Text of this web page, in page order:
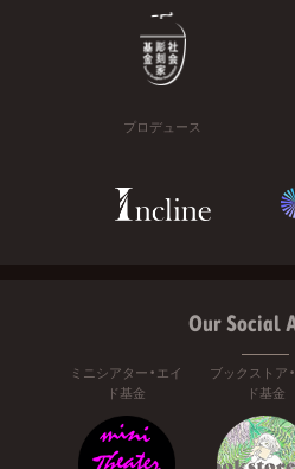
プロデュース
Our Social
ミニシアター・エイ
ド基金
ブックストア
ド基金